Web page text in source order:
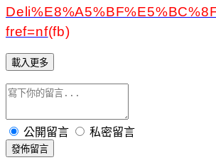
fref=nf(fb)
載入更多
公開留言 私密留言
發佈留言